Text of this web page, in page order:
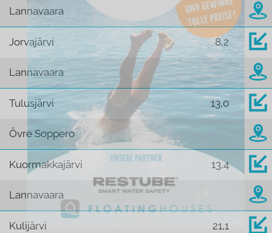
Lannavaara
Jorvajärvi 8,2
Lannavaara
Tulusjärvi 13,0
Övre Soppero
Kuormakkajärvi 13,4
Lannavaara
Kulijärvi 21,1